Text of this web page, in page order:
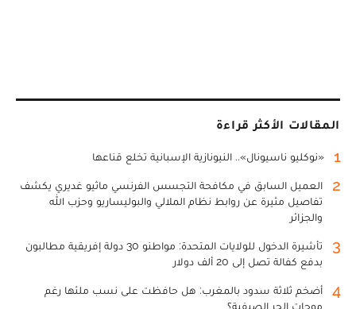
المقالات الأكثر قراءة
1 «نوكليو ناسيونال».. النيونازية الإسبانية تخلع قناعها
2
العميل السابق في مكافحة التجسس الفرنسي ماثيو غديري يكشف
تفاصيل مثيرة عن روابط نظام الملالي والبوليساريو وحزب الله
والجزائر
3
تأشيرة الدخول للولايات المتحدة: مواطنو 30 دولة إفريقية مطالبون
بدفع كفالة تصل إلى 20 ألف دولار
4
أضخم ثلاثة سدود بالمغرب: هل حافظت على نسب ملئها رغم
موجات الحر الصيفية؟